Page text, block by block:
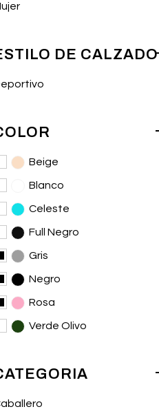
DE CALZADO
Beige
Blanco
Celeste
Full Negro
Gris
Negro
Rosa
Verde Olivo